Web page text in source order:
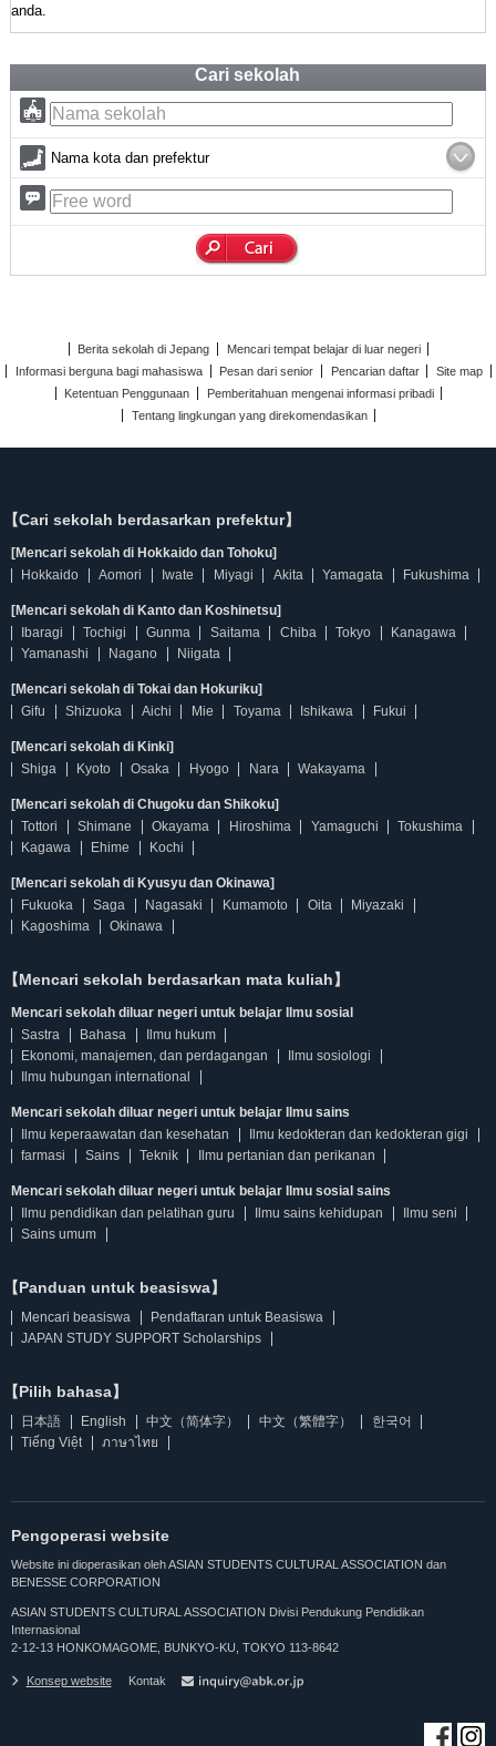
anda.
Cari sekolah
Nama kota dan prefektur
Berita sekolah di Jepang
Mencari tempat belajar di luar negeri
Informasi berguna bagi mahasiswa
Pesan dari senior Pencarian daftar
Site map
Ketentuan Penggunaan
Pemberitahuan mengenai informasi pribadi
Tentang lingkungan yang direkomendasikan
【Cari sekolah berdasarkan prefektur】
[Mencari sekolah di Hokkaido dan Tohoku]
Hokkaido
Aomori Iwate Miyagi Akita Yamagata Fukushima
[Mencari sekolah di Kanto dan Koshinetsu]
Ibaragi
Tochigi Gunma Saitama Chiba Tokyo
Kanagawa
Yamanashi
Nagano Niigata
[Mencari sekolah di Tokai dan Hokuriku]
Gifu
Shizuoka Aichi Mie Toyama Ishikawa Fukui
[Mencari sekolah di Kinki]
Shiga
Kyoto Osaka Hyogo Nara Wakayama
[Mencari sekolah di Chugoku dan Shikoku]
Tottori
Shimane Okayama Hiroshima Yamaguchi
Tokushima
Kagawa
Ehime Kochi
[Mencari sekolah di Kyusyu dan Okinawa]
Fukuoka
Saga Nagasaki Kumamoto Oita
Miyazaki
Kagoshima
Okinawa
【Mencari sekolah berdasarkan mata kuliah】
Mencari sekolah diluar negeri untuk belajar Ilmu sosial
Sastra
Bahasa
Ilmu hukum
Ekonomi, manajemen, dan perdagangan
Ilmu sosiologi
Ilmu hubungan international
Mencari sekolah diluar negeri untuk belajar Ilmu sains
Ilmu keperaawatan dan kesehatan
Ilmu kedokteran dan kedokteran gigi
farmasi
Sains Teknik Ilmu pertanian dan perikanan
Mencari sekolah diluar negeri untuk belajar Ilmu sosial sains
Ilmu pendidikan dan pelatihan guru
Ilmu sains kehidupan
Ilmu seni
Sains umum
【Panduan untuk beasiswa】
Mencari beasiswa
Pendaftaran untuk Beasiswa
JAPAN STUDY SUPPORT Scholarships
【Pilih bahasa】
日本語 English 中文（简体字） 中文（繁體字）
한국어
Tiếng Việt
ภาษาไทย
Pengoperasi website
Website ini dioperasikan oleh ASIAN STUDENTS CULTURAL ASSOCIATION dan
BENESSE CORPORATION
ASIAN STUDENTS CULTURAL ASSOCIATION Divisi Pendukung Pendidikan
Internasional
2-12-13 HONKOMAGOME, BUNKYO-KU, TOKYO 113-8642
Konsep website Kontak